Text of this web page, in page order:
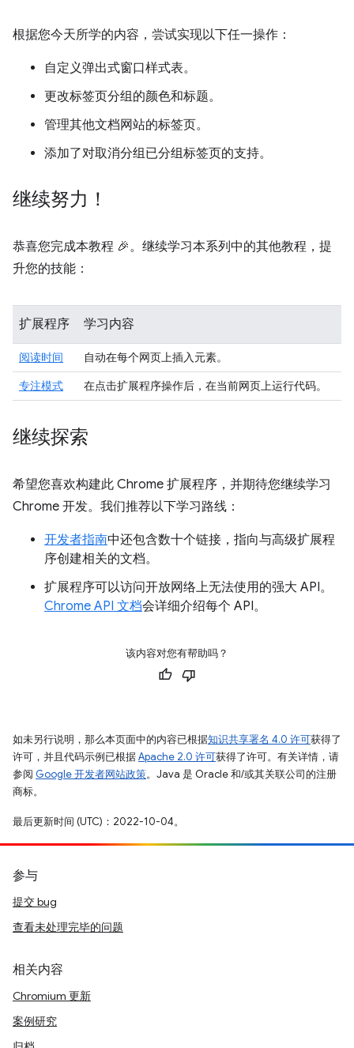
根据您今天所学的内容，尝试实现以下任一操作：
自定义弹出式窗口样式表。
更改标签页分组的颜色和标题。
管理其他文档网站的标签页。
添加了对取消分组已分组标签页的支持。
继续努力！
恭喜您完成本教程 🎉。继续学习本系列中的其他教程，提
升您的技能：
扩展程序 学习内容
阅读时间
自动在每个网页上插入元素。
专注模式
在点击扩展程序操作后，在当前网页上运行代码。
继续探索
希望您喜欢构建此 Chrome 扩展程序，并期待您继续学习
Chrome 开发。我们推荐以下学习路线：
开发者指南中还包含数十个链接，指向与高级扩展程
序创建相关的文档。
扩展程序可以访问开放网络上无法使用的强大 API。
Chrome API 文档会详细介绍每个 API。
该内容对您有帮助吗？
如未另行说明，那么本页面中的内容已根据知识共享署名 4.0 许可获得了
许可，并且代码示例已根据Apache 2.0 许可获得了许可。有关详情，请
参阅 Google 开发者网站政策。Java 是 Oracle 和/或其关联公司的注册
商标。
最后更新时间 (UTC)：2022-10-04。
参与
提交 bug
查看未处理完毕的问题
相关内容
Chromium 更新
案例研究